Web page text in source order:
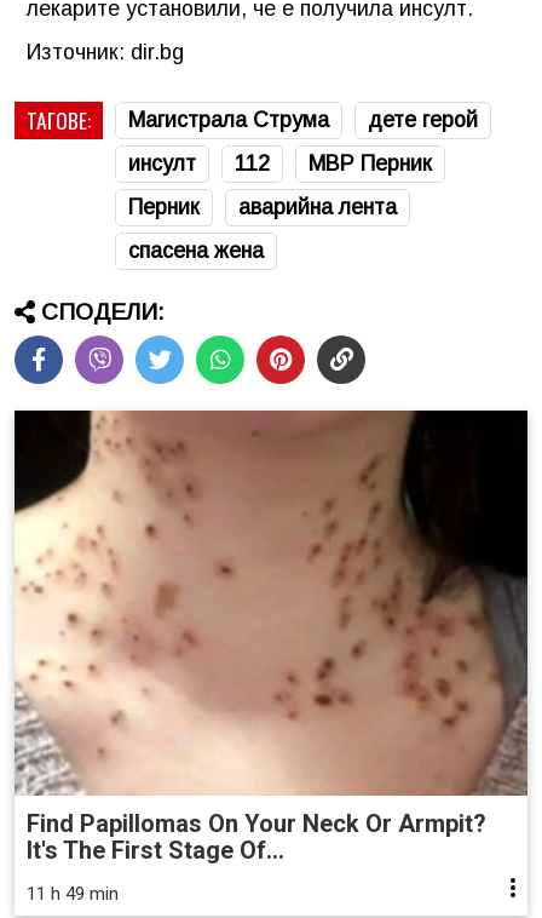
лекарите установили, че е получила инсулт.
Източник: dir.bg
ТАГОВЕ: Магистрала Струма
дете герой
инсулт
112
МВР Перник
Перник
аварийна лента
спасена жена
СПОДЕЛИ:
Find Papillomas On Your Neck Or Armpit?
It's The First Stage Of...
11 h 49 min